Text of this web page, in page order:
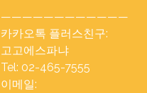
————————————
카카오톡 플러스친구:
고고에스파냐
Tel: 02-465-7555
이메일: